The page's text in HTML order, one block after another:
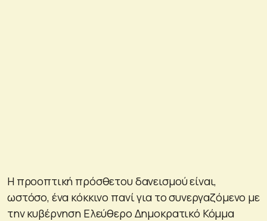
Η προοπτική πρόσθετου δανεισμού είναι,
ωστόσο, ένα κόκκινο πανί για το συνεργαζόμενο με
την κυβέρνηση Ελεύθερο Δημοκρατικό Κόμμα